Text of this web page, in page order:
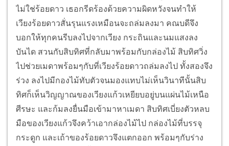
ไม่ใช่ร้อยดาว เธอกรีดร้องด้วยความผิดหวังจนทำให้
เวียงร้อยดาวสั่นรุนแรงเหมือนจะถล่มลงมา คณบดีจึง
บอกให้ทุกคนรีบลงไปจากเวียง กระถินและนมแสงลง
บันได สวนกับสิบทิศที่กลับมาพร้อมกับกล่องไม้ สิบทิศวิ่ง
ไปช่วยเมดาพร้อมๆกับที่เวียงร้อยดาวถล่มลงไป ทั้งสองจึง
ร่วง ลงไปมีกองไม้ทับตัวจนมองแทบไม่เห็นวินาทีนั้นสิบ
ทิศก็เห็นวิญญาณของเวียงแก้วเหยียบอยู่บนแผ่นไม้เหนือ
ศีรษะ และก้มลงยื่นมือเข้ามาหาเมดา สิบทิศเบี่ยงตัวหลบ
มือของเวียงแก้วจึงคว้าเอากล่องไม้ไป กล่องไม้ที่บรรจุ
กระดูก และเถ้าของร้อยดาวจึงแตกออก พร้อมๆกับร่าง